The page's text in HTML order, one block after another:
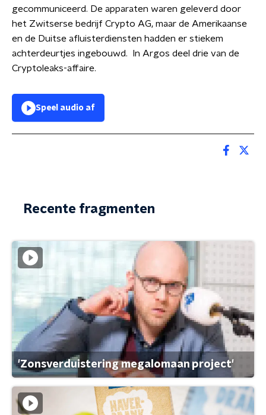
gecommuniceerd. De apparaten waren geleverd door
het Zwitserse bedrijf Crypto AG, maar de Amerikaanse
en de Duitse afluisterdiensten hadden er stiekem
achterdeurtjes ingebouwd. In Argos deel drie van de
Cryptoleaks-affaire.
Speel audio af
Recente fragmenten
'Zonsverduistering megalomaan project'